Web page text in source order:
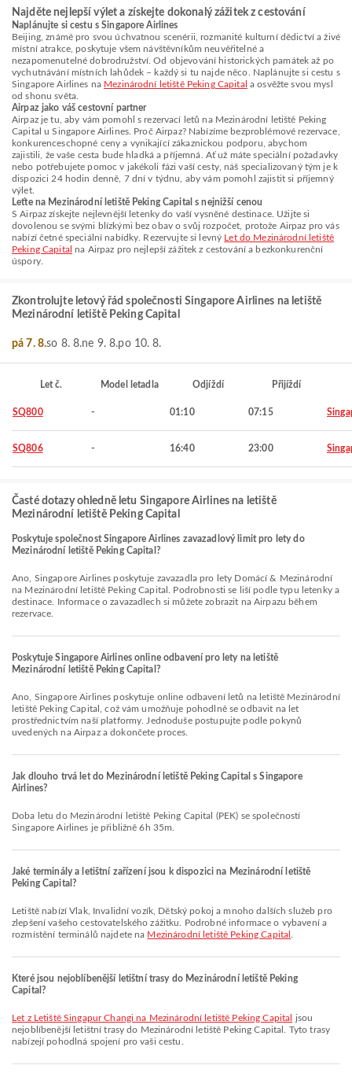
Najděte nejlepší výlet a získejte dokonalý zážitek z cestování
Naplánujte si cestu s Singapore Airlines
Beijing, známé pro svou úchvatnou scenérii, rozmanité kulturní dědictví a živé
místní atrakce, poskytuje všem návštěvníkům neuvěřitelné a
nezapomenutelné dobrodružství. Od objevování historických památek až po
vychutnávání místních lahůdek – každý si tu najde něco. Naplánujte si cestu s
Singapore Airlines na Mezinárodní letiště Peking Capital a osvěžte svou mysl
od shonu světa.
Airpaz jako váš cestovní partner
Airpaz je tu, aby vám pomohl s rezervací letů na Mezinárodní letiště Peking
Capital u Singapore Airlines. Proč Airpaz? Nabízíme bezproblémové rezervace,
konkurenceschopné ceny a vynikající zákaznickou podporu, abychom
zajistili, že vaše cesta bude hladká a příjemná. Ať už máte speciální požadavky
nebo potřebujete pomoc v jakékoli fázi vaší cesty, náš specializovaný tým je k
dispozici 24 hodin denně, 7 dní v týdnu, aby vám pomohl zajistit si příjemný
výlet.
Leťte na Mezinárodní letiště Peking Capital s nejnižší cenou
S Airpaz získejte nejlevnější letenky do vaší vysněné destinace. Užijte si
dovolenou se svými blízkými bez obav o svůj rozpočet, protože Airpaz pro vás
nabízí četné speciální nabídky. Rezervujte si levný Let do Mezinárodní letiště
Peking Capital na Airpaz pro nejlepší zážitek z cestování a bezkonkurenční
úspory.
Zkontrolujte letový řád společnosti Singapore Airlines na letiště
Mezinárodní letiště Peking Capital
pá 7. 8.so 8. 8.ne 9. 8.po 10. 8.
Let č. Model letadla Odjíždí Přijíždí
SQ800 - 01:10 07:15
SQ806 - 16:40 23:00
Časté dotazy ohledně letu Singapore Airlines na letiště
Mezinárodní letiště Peking Capital
Poskytuje společnost Singapore Airlines zavazadlový limit pro lety do
Mezinárodní letiště Peking Capital?
Ano, Singapore Airlines poskytuje zavazadla pro lety Domácí & Mezinárodní
na Mezinárodní letiště Peking Capital. Podrobnosti se liší podle typu letenky a
destinace. Informace o zavazadlech si můžete zobrazit na Airpazu během
rezervace.
Poskytuje Singapore Airlines online odbavení pro lety na letiště
Mezinárodní letiště Peking Capital?
Ano, Singapore Airlines poskytuje online odbavení letů na letiště Mezinárodní
letiště Peking Capital, což vám umožňuje pohodlně se odbavit na let
prostřednictvím naší platformy. Jednoduše postupujte podle pokynů
uvedených na Airpaz a dokončete proces.
Jak dlouho trvá let do Mezinárodní letiště Peking Capital s Singapore
Airlines?
Doba letu do Mezinárodní letiště Peking Capital (PEK) se společností
Singapore Airlines je přibližně 6h 35m.
Jaké terminály a letištní zařízení jsou k dispozici na Mezinárodní letiště
Peking Capital?
Letiště nabízí Vlak, Invalidní vozík, Dětský pokoj a mnoho dalších služeb pro
zlepšení vašeho cestovatelského zážitku. Podrobné informace o vybavení a
rozmístění terminálů najdete na Mezinárodní letiště Peking Capital
Které jsou nejoblíbenější letištní trasy do Mezinárodní letiště Peking
Capital?
let z Letiště Singapur Changi na Mezinárodní letiště Peking Capital jsou
nejoblíbenější letištní trasy do Mezinárodní letiště Peking Capital. Tyto trasy
nabízejí pohodlná spojení pro vaši cestu.